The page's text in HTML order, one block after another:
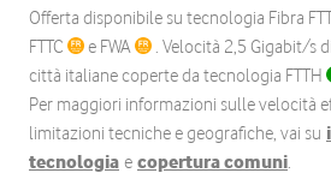
Offerta disponibile su tecnologia Fibra
FTTC
e FWA
. Velocità 2,5 Gigabit/s
città italiane coperte da tecnologia FTTH
Per maggiori informazioni sulle velocità
limitazioni tecniche e geografiche, vai su
tecnologia e copertura comuni.